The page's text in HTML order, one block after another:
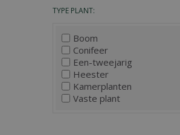
TYPE PLANT:
Boom
Conifeer
Een-tweejarig
Heester
Kamerplanten
Vaste plant